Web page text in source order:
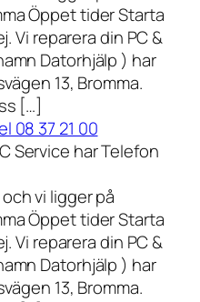
Öppet tider Starta
Vi reparera din PC &
Datorhjälp ) har
13, Bromma.
[…]
08 37 21 00
Service har Telefon
vi ligger på
Öppet tider Starta
Vi reparera din PC &
Datorhjälp ) har
13, Bromma.